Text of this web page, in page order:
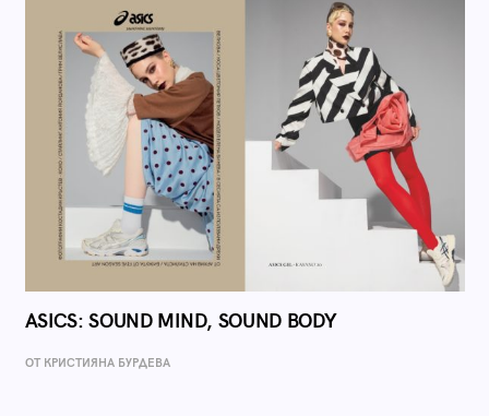
ASICS: SOUND MIND, SOUND BODY
ОТ КРИСТИЯНА БУРДЕВА